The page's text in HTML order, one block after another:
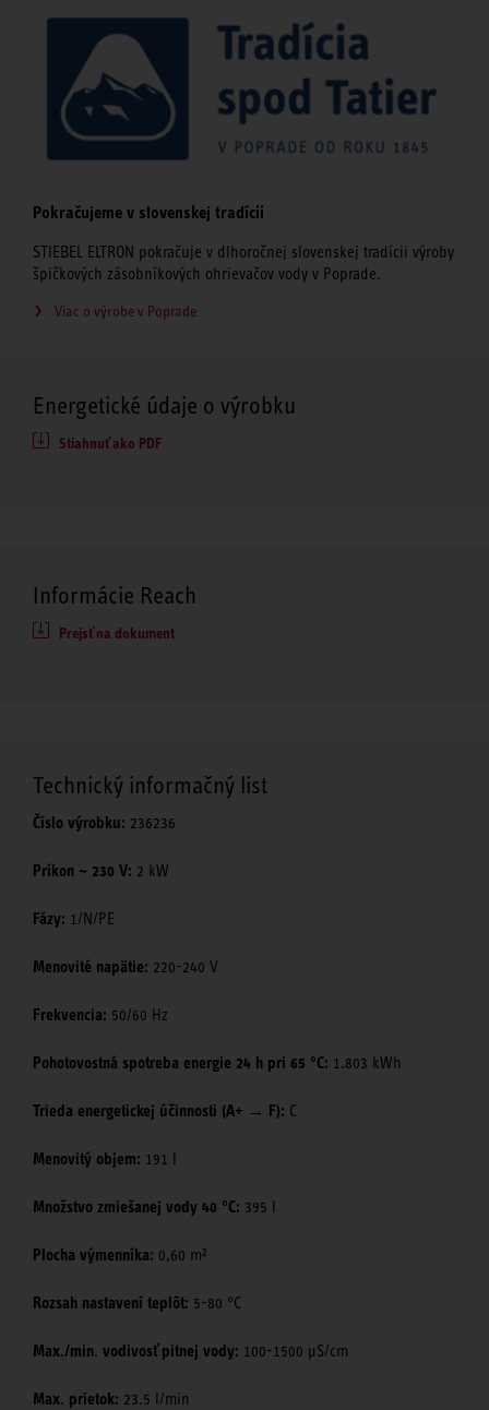
Pokračujeme v slovenskej tradícii
STIEBEL ELTRON pokračuje v dlhoročnej slovenskej tradícii výroby
špičkových zásobníkových ohrievačov vody v Poprade.
Viac o výrobe v Poprade
Energetické údaje o výrobku
Stiahnuť ako PDF
Informácie Reach
Prejsť na dokument
Technický informačný list
Číslo výrobku: 236236
Príkon ~ 230 V: 2 kW
Fázy: 1/N/PE
Menovité napätie: 220-240 V
Frekvencia: 50/60 Hz
Pohotovostná spotreba energie 24 h pri 65 °C: 1.803 kWh
Trieda energetickej účinnosti (A+ → F): C
Menovitý objem: 191 l
Množstvo zmiešanej vody 40 °C: 395 l
Plocha výmenníka: 0,60 m²
Rozsah nastavení teplôt: 5-80 °C
Max./min. vodivosť pitnej vody: 100-1500 μS/cm
Max. prietok: 23.5 l/min